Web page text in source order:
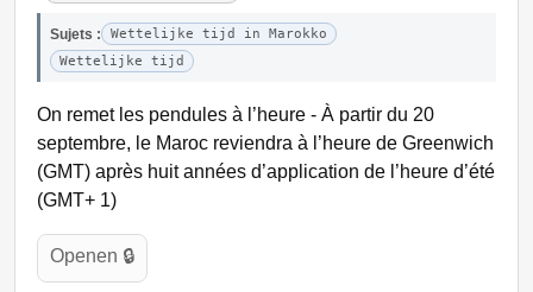
Sujets :
Wettelijke tijd in Marokko
Wettelijke tijd
On remet les pendules à l’heure - À partir du 20
septembre, le Maroc reviendra à l’heure de Greenwich
(GMT) après huit années d’application de l’heure d’été
(GMT+ 1)
Openen 🔒